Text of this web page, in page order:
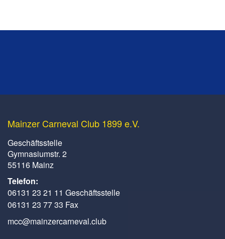
Mainzer Carneval Club 1899 e.V.
Geschäftsstelle
Gymnasiumstr. 2
55116 Mainz
Telefon:
06131 23 21 11 Geschäftsstelle
06131 23 77 33 Fax
mcc@mainzercarneval.club